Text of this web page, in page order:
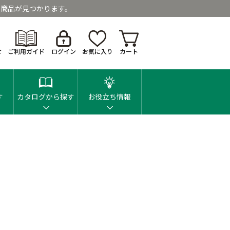
品が見つかります。
ご利用ガイド ログイン お気に入り カート
カタログから探す お役立ち情報